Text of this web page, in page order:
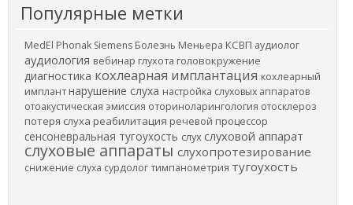
Популярные метки
MedEl Phonak Siemens Болезнь Меньера КСВП аудиолог
аудиология вебинар глухота головокружение
диагностика кохлеарная имплантация кохлеарный
имплантнарушение слуха настройка слуховых аппаратов
отоакустическая эмиссия оториноларингология отосклероз
потеря слуха реабилитация речевой процессор
сенсоневральная тугоухость слухслуховой аппарат
слуховые аппараты слухопротезирование
снижение слуха сурдологтимпанометрия тугоухость